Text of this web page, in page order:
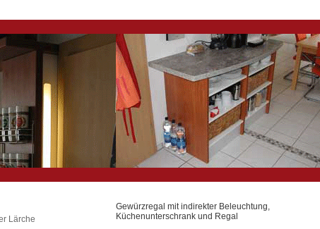
Lärche
Gewürzregal mit indirekter Beleuchtung,
Küchenunterschrank und Regal